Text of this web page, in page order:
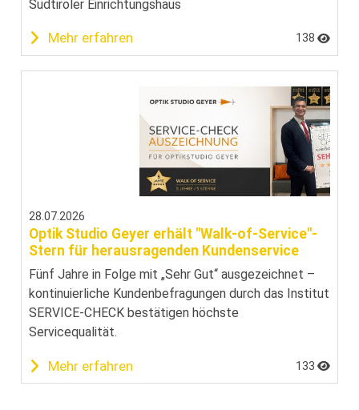
Südtiroler Einrichtungshaus
Mehr erfahren 138
28.07.2026
Optik Studio Geyer erhält "Walk-of-Service"-
Stern für herausragenden Kundenservice
Fünf Jahre in Folge mit „Sehr Gut“ ausgezeichnet –
kontinuierliche Kundenbefragungen durch das Institut
SERVICE-CHECK bestätigen höchste
Servicequalität.
Mehr erfahren 133